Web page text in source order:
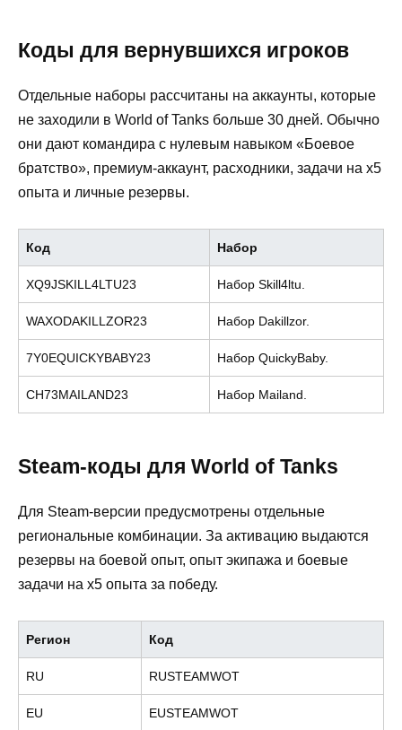
Коды для вернувшихся игроков
Отдельные наборы рассчитаны на аккаунты, которые
не заходили в World of Tanks больше 30 дней. Обычно
они дают командира с нулевым навыком «Боевое
братство», премиум-аккаунт, расходники, задачи на x5
опыта и личные резервы.
Код Набор
XQ9JSKILL4LTU23 Набор Skill4ltu.
WAXODAKILLZOR23 Набор Dakillzor.
7Y0EQUICKYBABY23 Набор QuickyBaby.
CH73MAILAND23 Набор Mailand.
Steam-коды для World of Tanks
Для Steam-версии предусмотрены отдельные
региональные комбинации. За активацию выдаются
резервы на боевой опыт, опыт экипажа и боевые
задачи на x5 опыта за победу.
Регион Код
RU RUSTEAMWOT
EU EUSTEAMWOT